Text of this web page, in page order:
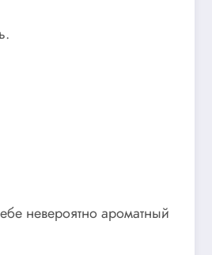
невероятно ароматный